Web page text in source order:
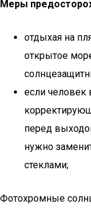
Меры
отдыхая на
открытое
если человек
перед
нужно
стеклами;
Фотохромные